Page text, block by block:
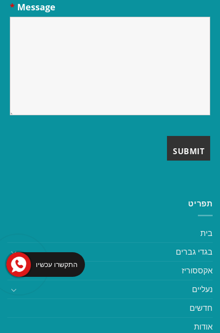
Message
*
תפריט
בית
בגדי גברים
אקססוריז
נעליים
חדשים
אודות
התקשרו עכשיו